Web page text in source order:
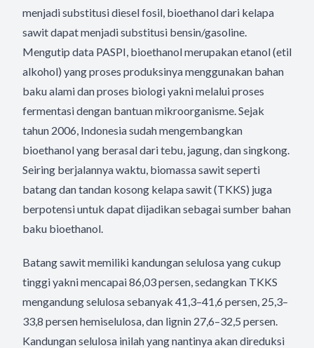
menjadi substitusi diesel fosil, bioethanol dari kelapa
sawit dapat menjadi substitusi bensin/gasoline.
Mengutip data PASPI, bioethanol merupakan etanol (etil
alkohol) yang proses produksinya menggunakan bahan
baku alami dan proses biologi yakni melalui proses
fermentasi dengan bantuan mikroorganisme. Sejak
tahun 2006, Indonesia sudah mengembangkan
bioethanol yang berasal dari tebu, jagung, dan singkong.
Seiring berjalannya waktu, biomassa sawit seperti
batang dan tandan kosong kelapa sawit (TKKS) juga
berpotensi untuk dapat dijadikan sebagai sumber bahan
baku bioethanol.
Batang sawit memiliki kandungan selulosa yang cukup
tinggi yakni mencapai 86,03 persen, sedangkan TKKS
mengandung selulosa sebanyak 41,3–41,6 persen, 25,3–
33,8 persen hemiselulosa, dan lignin 27,6–32,5 persen.
Kandungan selulosa inilah yang nantinya akan direduksi